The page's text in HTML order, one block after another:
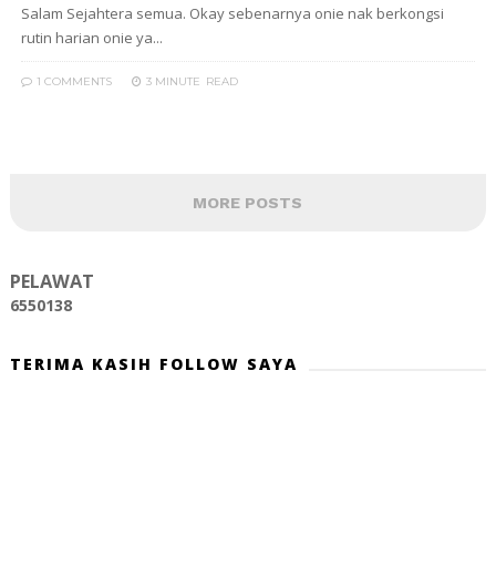
Salam Sejahtera semua. Okay sebenarnya onie nak berkongsi
rutin harian onie ya...
1 COMMENTS 3 MINUTE READ
MORE POSTS
PELAWAT
6550138
TERIMA KASIH FOLLOW SAYA